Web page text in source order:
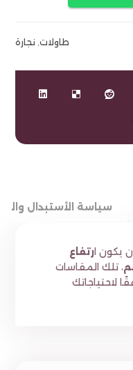
طاولات, نجارة
سياسة الأستبدال
يكون ارتفاع
، تلك المقاسات
لاحتياجاتك